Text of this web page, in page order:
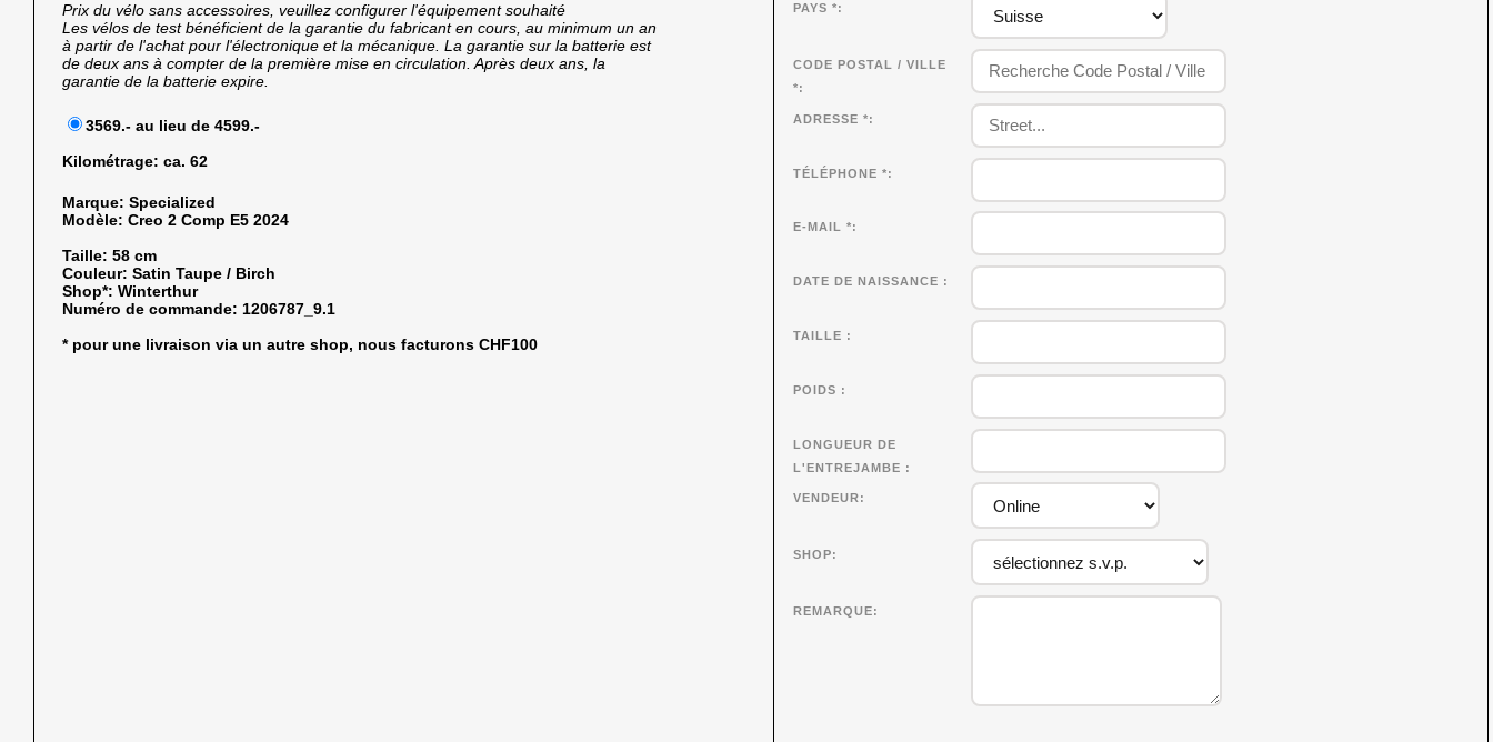
Prix du vélo sans accessoires, veuillez configurer l'équipement souhaité
Les vélos de test bénéficient de la garantie du fabricant en cours, au minimum un an
à partir de l'achat pour l'électronique et la mécanique. La garantie sur la batterie est
de deux ans à compter de la première mise en circulation. Après deux ans, la
garantie de la batterie expire.
3569.- au lieu de 4599.-
Kilométrage: ca. 62
Marque: Specialized
Modèle: Creo 2 Comp E5 2024
Taille: 58 cm
Couleur: Satin Taupe / Birch
Shop*: Winterthur
Numéro de commande: 1206787_9.1
* pour une livraison via un autre shop, nous facturons CHF100
PAYS *
CODE POSTAL / VILLE
*
ADRESSE *
TÉLÉPHONE *
E-MAIL *
DATE DE NAISSANCE
TAILLE
POIDS
LONGUEUR DE
L'ENTREJAMBE
VENDEUR
SHOP
REMARQUE